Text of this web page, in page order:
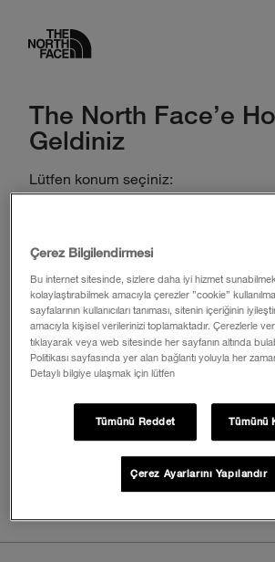
The North Face'e
Geldiniz
Lütfen konum seçiniz:
Dil:Türkçe
Para Birimi:TRY
Git
öğelerin kaldırılacağını lütfen
Çerez Bilgilendirmesi
Bu internet sitesinde, sizlere daha iyi hizmet sunabilmek
kolaylaştırabilmek amacıyla çerezler ”cookie”
sayfalarının kullanıcıları tanıması, sitenin içeriğinin
amacıyla kişisel verilerinizi toplamaktadır. Çerezlerle
tıklayarak veya web sitesinde her sayfanın altında
Politikası sayfasında yer alan bağlantı yoluyla her
Detaylı bilgiye ulaşmak için lütfen
Tümünü Reddet Tümünü
Çerez Ayarlarını Yapılandır